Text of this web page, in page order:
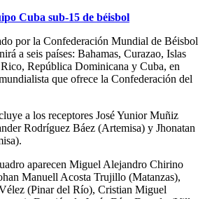
Cuba sub-15 de béisbol
por la Confederación Mundial de Béisbol
a seis países: Bahamas, Curazao, Islas
República Dominicana y Cuba, en
que ofrece la Confederación del
a los receptores José Yunior Muñiz
Rodríguez Báez (Artemisa) y Jhonatan
aparecen Miguel Alejandro Chirino
Manuell Acosta Trujillo (Matanzas),
(Pinar del Río), Cristian Miguel